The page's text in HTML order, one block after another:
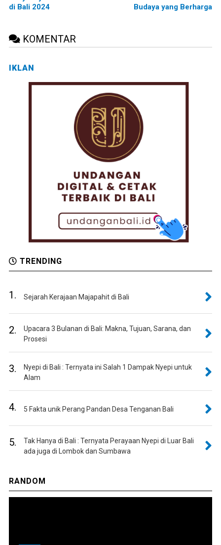
di Bali 2024
Budaya yang Berharga
KOMENTAR
IKLAN
TRENDING
1. Sejarah Kerajaan Majapahit di Bali
2.
Upacara 3 Bulanan di Bali: Makna, Tujuan, Sarana, dan
Prosesi
3.
Nyepi di Bali : Ternyata ini Salah 1 Dampak Nyepi untuk
Alam
4. 5 Fakta unik Perang Pandan Desa Tenganan Bali
5.
Tak Hanya di Bali : Ternyata Perayaan Nyepi di Luar Bali
ada juga di Lombok dan Sumbawa
RANDOM